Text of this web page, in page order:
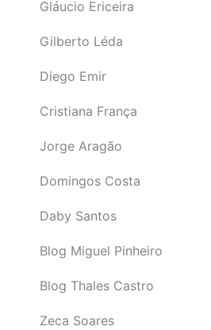
Gláucio Ericeira
Gilberto Léda
Diego Emir
Cristiana França
Jorge Aragão
Domingos Costa
Daby Santos
Blog Miguel Pinheiro
Blog Thales Castro
Zeca Soares